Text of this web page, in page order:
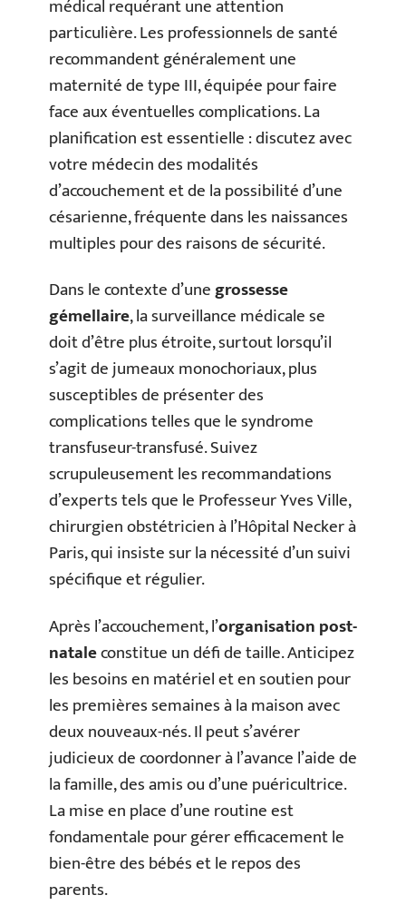
médical requérant une attention
particulière. Les professionnels de santé
recommandent généralement une
maternité de type III, équipée pour faire
face aux éventuelles complications. La
planification est essentielle : discutez avec
votre médecin des modalités
d’accouchement et de la possibilité d’une
césarienne, fréquente dans les naissances
multiples pour des raisons de sécurité.
Dans le contexte d’unegrossesse
gémellaire, la surveillance médicale se
doit d’être plus étroite, surtout lorsqu’il
s’agit de jumeaux monochoriaux, plus
susceptibles de présenter des
complications telles que le syndrome
transfuseur-transfusé. Suivez
scrupuleusement les recommandations
d’experts tels que le Professeur Yves Ville,
chirurgien obstétricien à l’Hôpital Necker à
Paris, qui insiste sur la nécessité d’un suivi
spécifique et régulier.
Après l’accouchement, l’organisation post-
nataleconstitue un défi de taille. Anticipez
les besoins en matériel et en soutien pour
les premières semaines à la maison avec
deux nouveaux-nés. Il peut s’avérer
judicieux de coordonner à l’avance l’aide de
la famille, des amis ou d’une puéricultrice.
La mise en place d’une routine est
fondamentale pour gérer efficacement le
bien-être des bébés et le repos des
parents.